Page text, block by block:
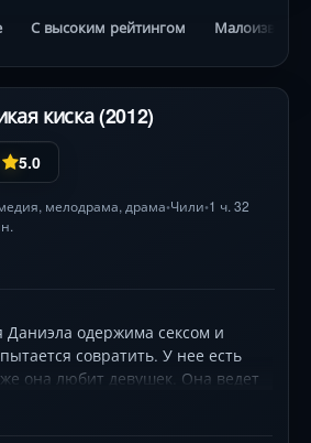
С высоким рейтингом
киска (2012)
5.0
, мелодрама, драма•Чили•1 ч. 32
Даниэла одержима сексом и
совратить. У нее есть
она любит девушек. Она ведет
интернете, где рассказывает